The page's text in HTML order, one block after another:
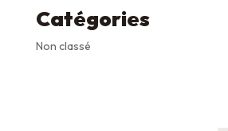
Catégories
Non classé